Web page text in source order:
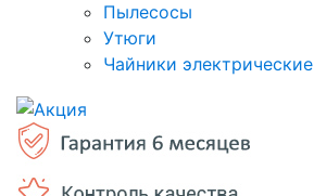
Пылесосы
Утюги
Чайники электрические